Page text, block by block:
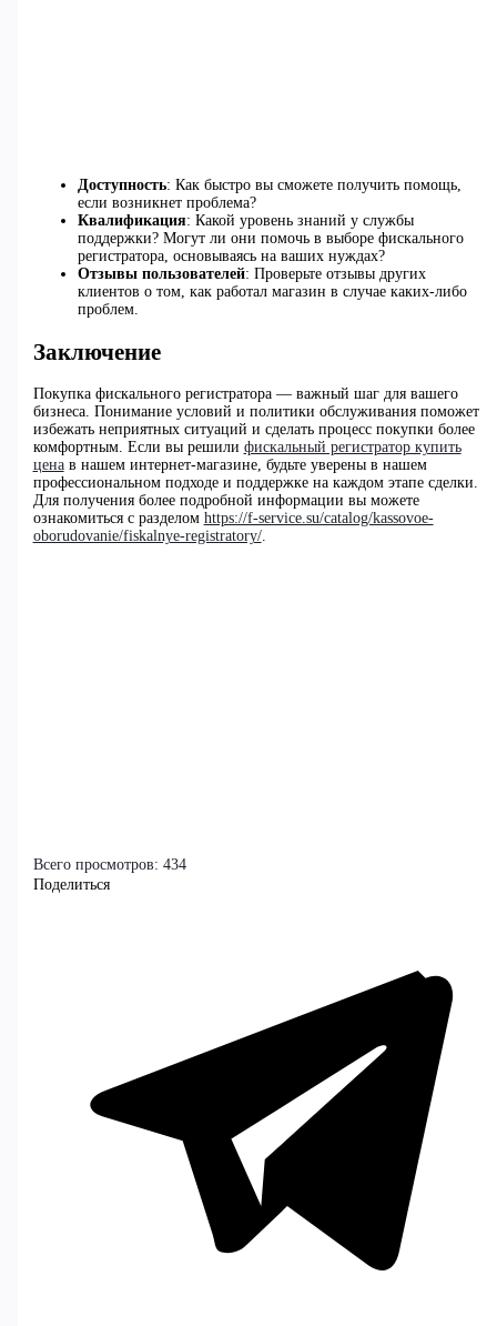
Доступность: Как быстро вы сможете получить помощь,
если возникнет проблема?
Квалификация: Какой уровень знаний у службы
поддержки? Могут ли они помочь в выборе фискального
регистратора, основываясь на ваших нуждах?
Отзывы пользователей: Проверьте отзывы других
клиентов о том, как работал магазин в случае каких-либо
проблем.
Заключение
Покупка фискального регистратора — важный шаг для вашего
бизнеса. Понимание условий и политики обслуживания поможет
избежать неприятных ситуаций и сделать процесс покупки более
комфортным. Если вы решили фискальный регистратор купить
ценав нашем интернет-магазине, будьте уверены в нашем
профессиональном подходе и поддержке на каждом этапе сделки.
Для получения более подробной информации вы можете
ознакомиться с разделом https://f-service.su/catalog/kassovoe-
oborudovanie/fiskalnye-registratory/.
Всего просмотров: 434
Поделиться